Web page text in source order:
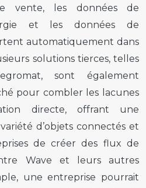
vente, les données de
et les données de
automatiquement dans
solutions tierces, telles
sont également
pour combler les lacunes
directe, offrant une
d’objets connectés et
de créer des flux de
Wave et leurs autres
une entreprise pourrait